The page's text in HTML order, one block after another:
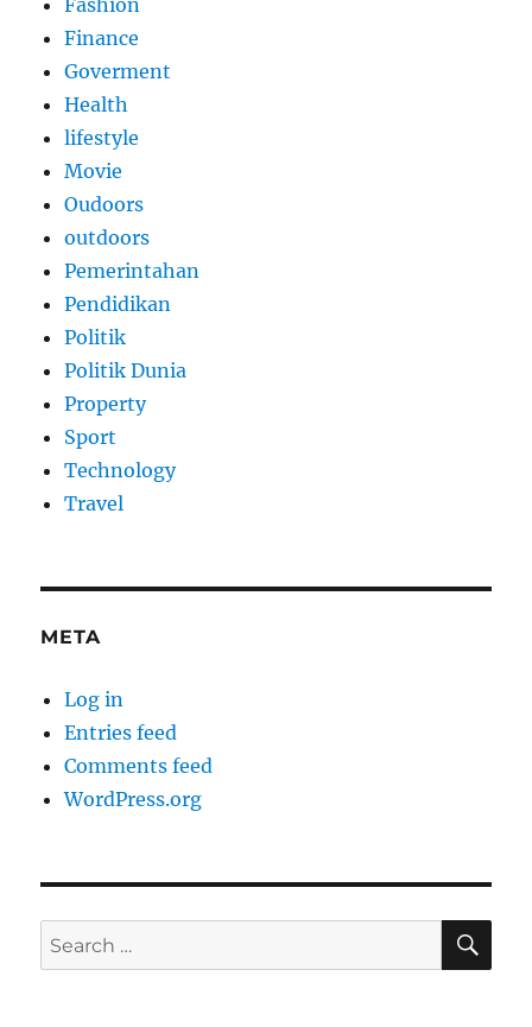
Finance
Goverment
Health
lifestyle
Movie
Oudoors
outdoors
Pemerintahan
Pendidikan
Politik
Politik Dunia
Property
Sport
Technology
Travel
META
Log in
Entries feed
Comments feed
WordPress.org
Search
for: